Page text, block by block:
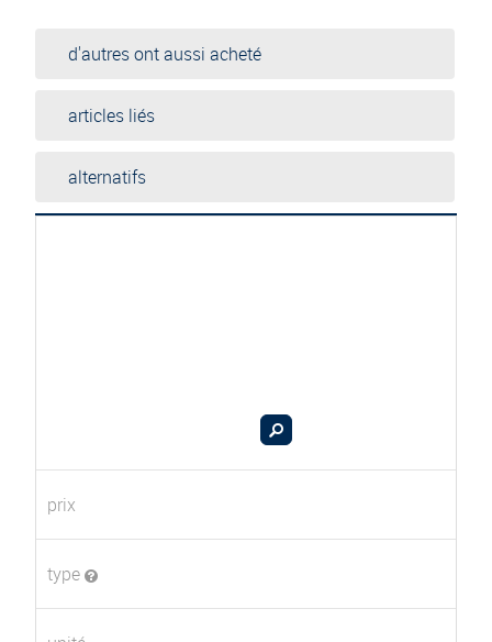
d'autres ont aussi acheté
articles liés
alternatifs
prix
type